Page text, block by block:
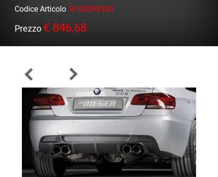
Codice Articolo RI 00299300
Prezzo € 846,68